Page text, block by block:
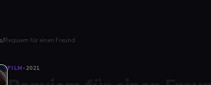
/Requiem für einen Freund
FILM· 2021